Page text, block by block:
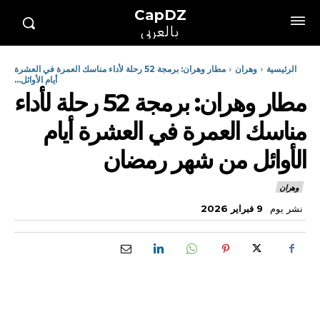
CapDZ
بالعربي
الرئيسية وهران
مطار وهران: برمجة 52 رحلة لأداء مناسك العمرة في العشرة
أيام الأوائل...
مطار وهران: برمجة 52 رحلة لأداء
مناسك العمرة في العشرة أيام
الأوائل من شهر رمضان
وهران
نشر يوم 9 فبراير 2026